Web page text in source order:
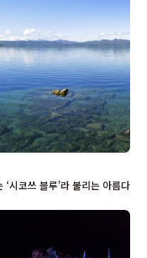
시코쓰 블루’라 불리는 아름다